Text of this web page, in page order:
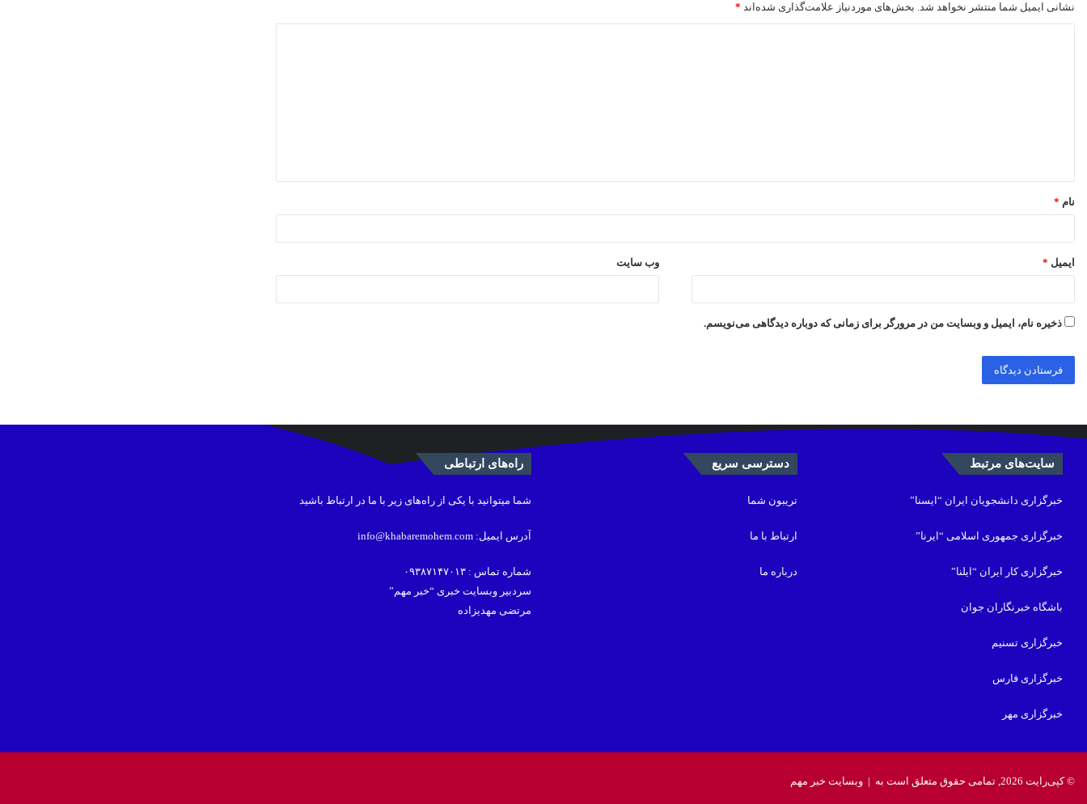
نشانی ایمیل شما منتشر نخواهد شد. بخش‌های موردنیاز علامت‌گذاری شده‌اند *
*
نام *
ایمیل * وب‌ سایت
ذخیره نام، ایمیل و وبسایت من در مرورگر برای زمانی که دوباره دیدگاهی می‌نویسم.
سایت‌های مرتبط
خبرگزاری دانشجویان ایران “ایسنا”
خبرگزاری جمهوری اسلامی “ایرنا”
خبرگزاری کار ایران “ایلنا”
باشگاه خبرنگاران جوان
خبرگزاری تسنیم
خبرگزاری فارس
خبرگزاری مهر
دسترسی سریع
تریبون شما
ارتباط با ما
درباره ما
راه‌های ارتباطی
شما میتوانید با یکی از راه‌های زیر با ما در ارتباط باشید
آدرس ایمیل: info@khabaremohem.com
شماره تماس : ۰۹۳۸۷۱۴۷۰۱۳
سردبیر وبسایت خبری “خبر مهم”
مرتضی مهدیزاده
© کپی‌رایت 2026, تمامی حقوق متعلق است به | وبسایت خبر مهم